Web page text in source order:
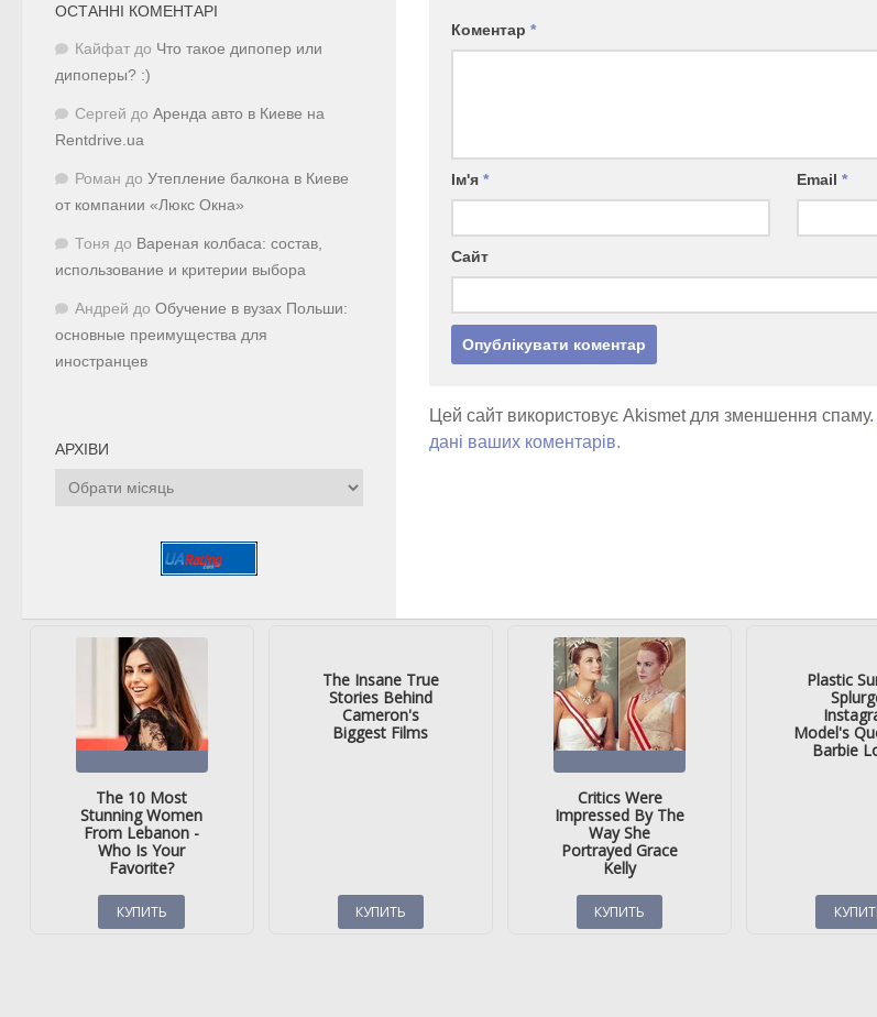
Коментар *
Ім'я * Email*
Сайт
Цей сайт використовує Akismet для зменшення спаму.
дані ваших коментарів.
ОСТАННІ КОМЕНТАРІ
Кайфат до Что такое дипопер или
дипоперы? :)
Сергей до Аренда авто в Киеве на
Rentdrive.ua
Роман до Утепление балкона в Киеве
от компании «Люкс Окна»
Тоня до Вареная колбаса: состав,
использование и критерии выбора
Андрей до Обучение в вузах Польши:
основные преимущества для
иностранцев
АРХІВИ
Архіви